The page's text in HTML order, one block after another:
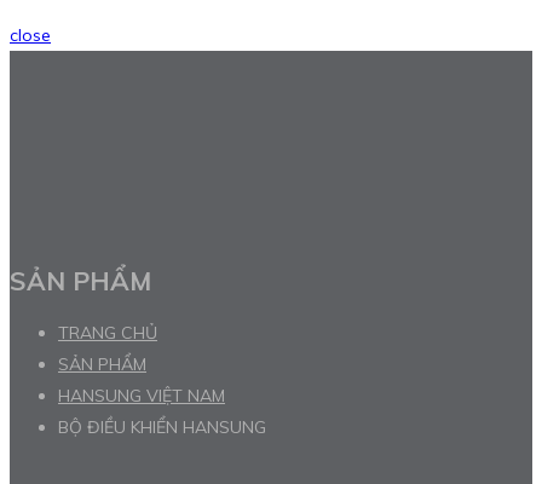
close
SẢN PHẨM
TRANG CHỦ
SẢN PHẨM
HANSUNG VIỆT NAM
BỘ ĐIỀU KHIỂN HANSUNG